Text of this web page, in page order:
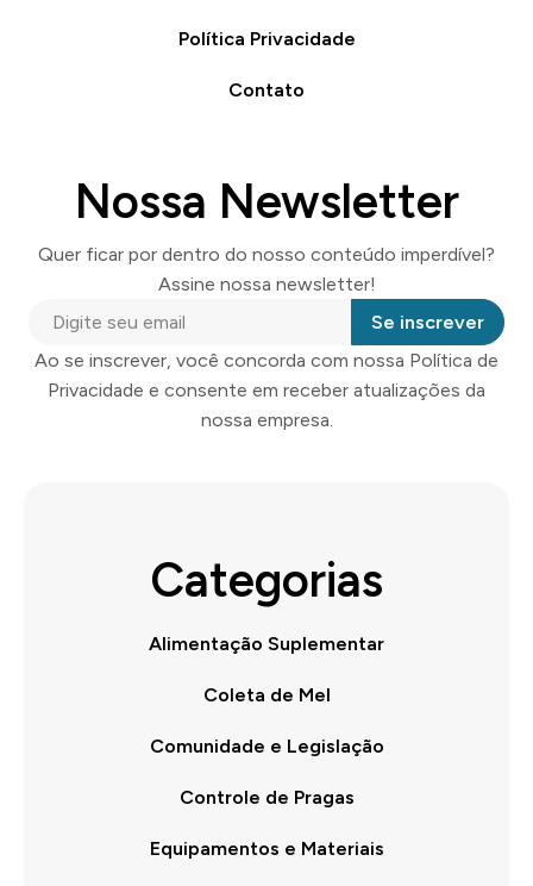
Política Privacidade
Contato
Nossa Newsletter
Quer ficar por dentro do nosso conteúdo imperdível?
Assine nossa newsletter!
Se inscrever
Ao se inscrever, você concorda com nossa Política de
Privacidade e consente em receber atualizações da
nossa empresa.
Categorias
Alimentação Suplementar
Coleta de Mel
Comunidade e Legislação
Controle de Pragas
Equipamentos e Materiais